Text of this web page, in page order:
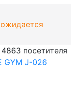
посетителя
GYM J-026